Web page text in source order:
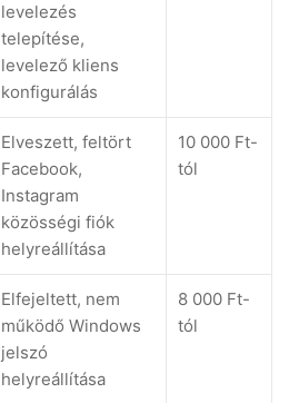
levelezés
telepítése,
levelező kliens
konfigurálás
Elveszett, feltört
Facebook,
Instagram
közösségi fiók
helyreállítása
10 000 Ft-
tól
Elfejeltett, nem
működő Windows
jelszó
helyreállítása
8 000 Ft-
tól